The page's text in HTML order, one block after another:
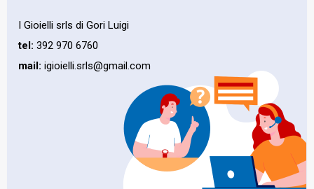
I Gioielli srls di Gori Luigi
tel: 392 970 6760
mail: igioielli.srls@gmail.com